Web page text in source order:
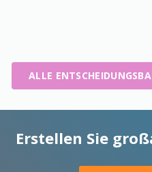
ALLE
Erstellen Sie